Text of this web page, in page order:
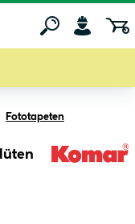
Fototapeten